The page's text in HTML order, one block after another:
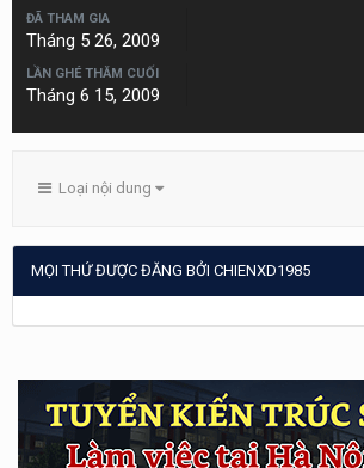
ĐÃ THAM GIA
Tháng 5 26, 2009
LẦN GHÉ THĂM CUỐI
Tháng 6 15, 2009
Loại nội dung
MỌI THỨ ĐƯỢC ĐĂNG BỞI CHIENXD1985